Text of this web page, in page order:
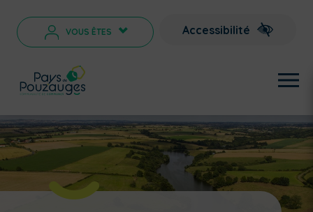
VOUS ÊTES > Accessibilité